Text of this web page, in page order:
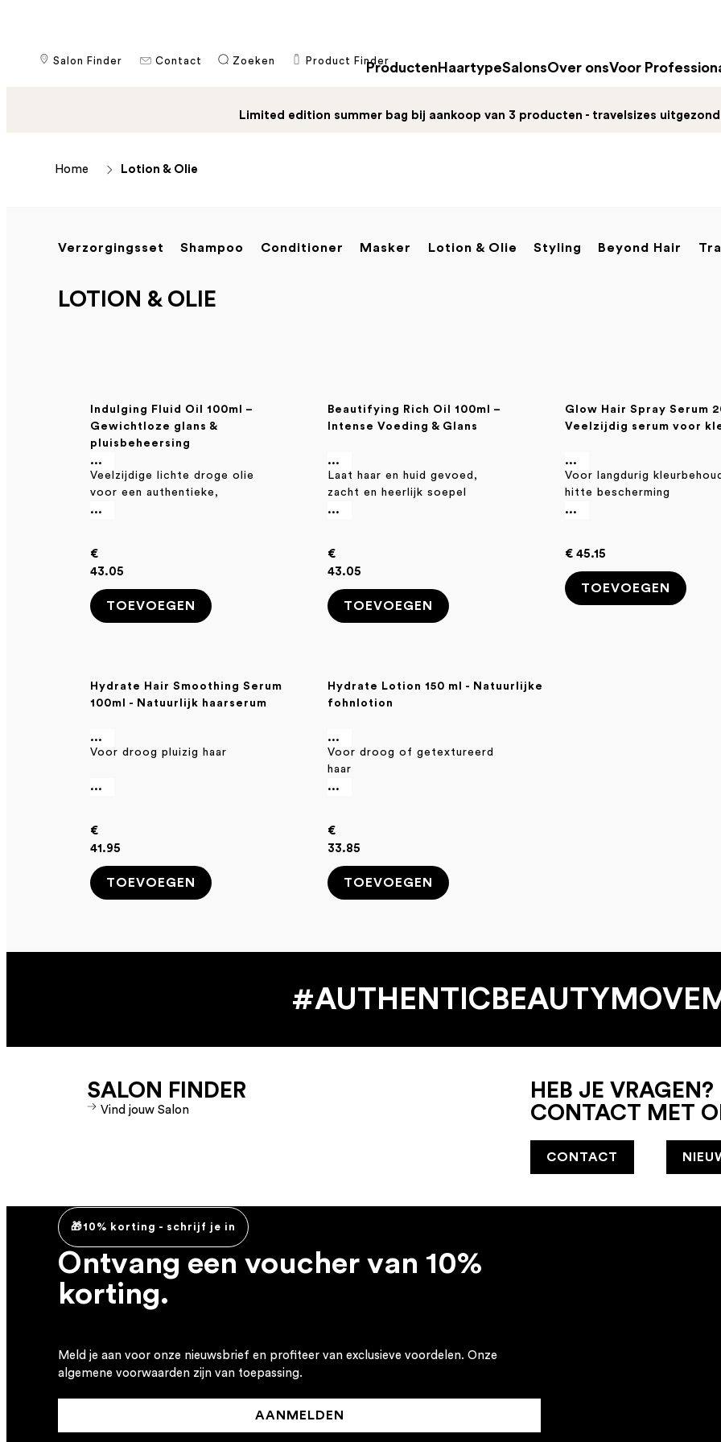
Producten HaartypeSalonsOver onsVoor
Salon Finder Contact ​Zoeken Product Finder
Limited edition summer bag bij aankoop van 3 producten - travelsizes
Home Lotion & Olie
Verzorgingsset Shampoo Conditioner Masker Lotion & Olie Styling Beyond Hair
LOTION & OLIE
Indulging Fluid Oil 100ml –
Gewichtloze glans &
pluisbeheersing
...
Veelzijdige lichte droge olie
voor een authentieke,
glanzende finish voor alle
...
€
43.05
TOEVOEGEN
Beautifying Rich Oil 100ml –
Intense Voeding & Glans
...
Laat haar en huid gevoed,
zacht en heerlijk soepel
aanvoelen en stralen.
...
€
43.05
TOEVOEGEN
Glow Hair Spray Serum
Veelzijdig serum voor
...
Voor langdurig
hitte bescherming
...
€ 45.15
TOEVOEGEN
Hydrate Hair Smoothing Serum
100ml - Natuurlijk haarserum
...
Voor droog pluizig haar
...
€
41.95
TOEVOEGEN
Hydrate Lotion 150 ml - Natuurlijke
fohnlotion
...
Voor droog of getextureerd
haar
...
€
33.85
TOEVOEGEN
SALON FINDER
Vind jouw Salon
HEB JE
CONTACT MET
CONTACT
🎁10% korting - schrijf je in
Ontvang een voucher van 10%
korting.
Meld je aan voor onze nieuwsbrief en profiteer van exclusieve voordelen. Onze
algemene voorwaarden zijn van toepassing.
AANMELDEN